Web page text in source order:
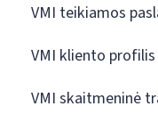
VMI teikiamos
VMI kliento profilis
VMI skaitmeninė